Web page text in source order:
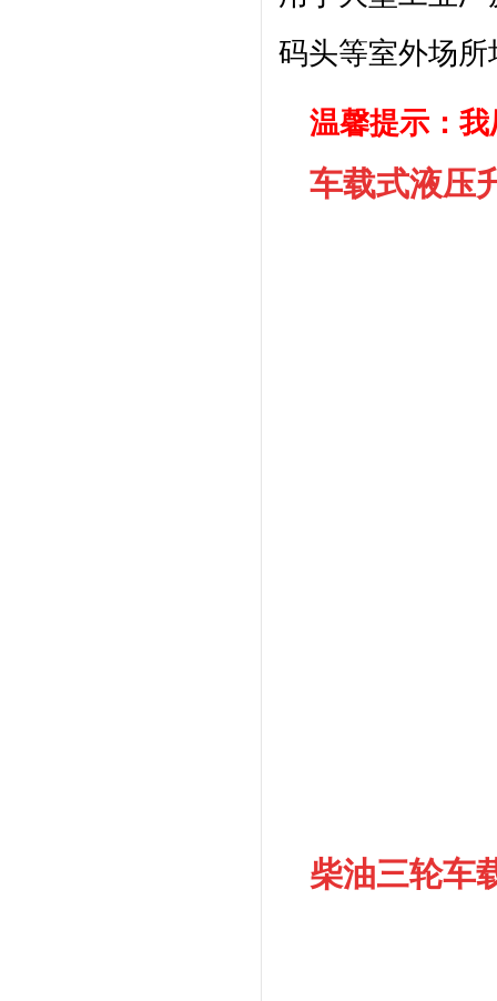
码头等室外场
温馨提示：
车载式液压
柴油三轮车